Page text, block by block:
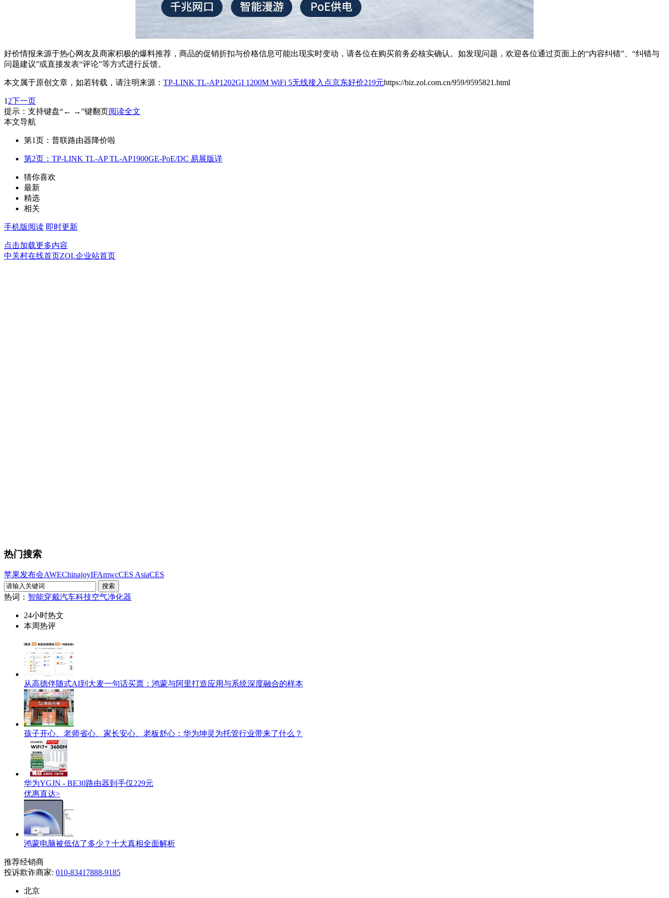
好价情报来源于热心网友及商家积极的爆料推荐，商品的促销折扣与价格信息可能出现实时变动，请各位在购买前务必核实确认。如发现问题，欢迎各位通过页面上的“内容纠错”、“纠错与
问题建议”或直接发表“评论”等方式进行反馈。
本文属于原创文章，如若转载，请注明来源： TP-LINK TL-AP1202GI 1200M WiFi 5无线接入点京东好价219元https://biz.zol.com.cn/959/9595821.html
1 2下一页
提示：支持键盘“← →”键翻页阅读全文
本文导航
第1页：普联路由器降价啦
第2页：TP-LINK TL-AP TL-AP1900GE-PoE/DC 易展版详
猜你喜欢
最新
精选
相关
手机版阅读 即时更新
点击加载更多内容
中关村在线首页ZOL企业站首页
热门搜索
苹果发布会AWEChinajoyIFAmwcCES AsiaCES
热词： 智能穿戴汽车科技空气净化器
24小时热文
本周热评
从高德伴随式AI到大麦一句话买票：鸿蒙与阿里打造应用与系统深度融合的样本
孩子开心、老师省心、家长安心、老板舒心：华为坤灵为托管行业带来了什么？
华为YGJN - BE30路由器到手仅229元
优惠直达>
鸿蒙电脑被低估了多少？十大真相全面解析
推荐经销商
投诉欺诈商家: 010-83417888-9185
北京